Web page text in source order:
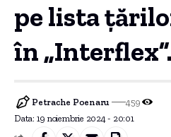
pe lista
în „Interflex”.
Data: 19 noiembrie 2024 - 20:01
Petrache Poenaru 459